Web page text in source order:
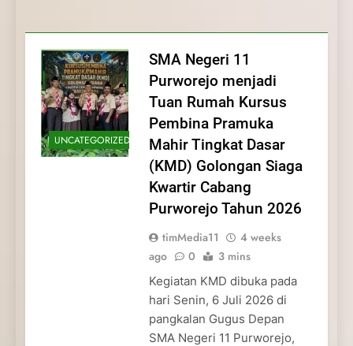
dan Pengabdian Generasi
Pramuka
Pramuka
Kepedulian
UNCATEGORIZED
SMA Negeri 11
Purworejo menjadi
Tuan Rumah Kursus
Pembina Pramuka
Mahir Tingkat Dasar
(KMD) Golongan Siaga
Kwartir Cabang
Purworejo Tahun 2026
timMedia11
4 weeks
ago
0 3 mins
Kegiatan KMD dibuka pada
hari Senin, 6 Juli 2026 di
pangkalan Gugus Depan
SMA Negeri 11 Purworejo,